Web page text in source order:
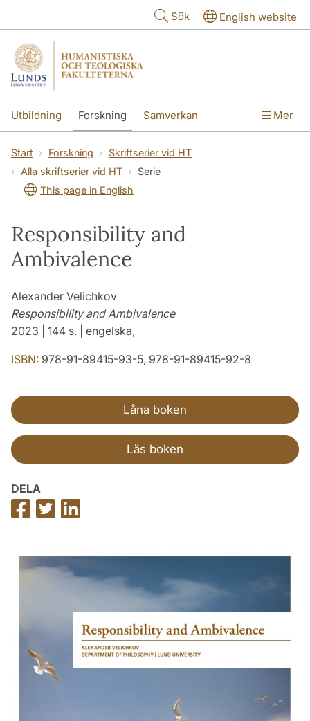
Sök English website
Utbildning Forskning Samverkan Mer
Start Forskning
Skriftserier vid HT
Alla skriftserier vid HT
Serie
This page in English
Responsibility and
Ambivalence
Alexander Velichkov
Responsibility and Ambivalence
2023 | 144 s. | engelska,
ISBN: 978-91-89415-93-5, 978-91-89415-92-8
Låna boken
Läs boken
DELA
Dela
på
Dela
på
på